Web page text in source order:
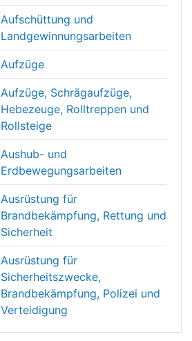
Aufschüttung und
Landgewinnungsarbeiten
Aufzüge
Aufzüge, Schrägaufzüge,
Hebezeuge, Rolltreppen und
Rollsteige
Aushub- und
Erdbewegungsarbeiten
Ausrüstung für
Brandbekämpfung, Rettung und
Sicherheit
Ausrüstung für
Sicherheitszwecke,
Brandbekämpfung, Polizei und
Verteidigung